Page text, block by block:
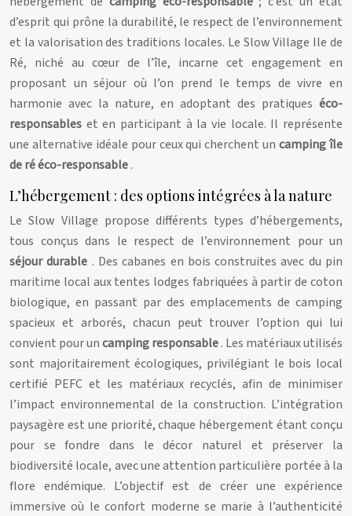
d’esprit qui prône la durabilité, le respect de l’environnement
et la valorisation des traditions locales. Le Slow Village Ile de
Ré, niché au cœur de l’île, incarne cet engagement en
proposant un séjour où l’on prend le temps de vivre en
harmonie avec la nature, en adoptant des pratiques éco-
responsables et en participant à la vie locale. Il représente
une alternative idéale pour ceux qui cherchent uncamping île
de ré éco-responsable.
L’hébergement : des options intégrées à la nature
Le Slow Village propose différents types d’hébergements,
tous conçus dans le respect de l’environnement pour un
séjour durable . Des cabanes en bois construites avec du pin
maritime local aux tentes lodges fabriquées à partir de coton
biologique, en passant par des emplacements de camping
spacieux et arborés, chacun peut trouver l’option qui lui
convient pour uncamping responsable. Les matériaux utilisés
sont majoritairement écologiques, privilégiant le bois local
certifié PEFC et les matériaux recyclés, afin de minimiser
l’impact environnemental de la construction. L’intégration
paysagère est une priorité, chaque hébergement étant conçu
pour se fondre dans le décor naturel et préserver la
biodiversité locale, avec une attention particulière portée à la
flore endémique. L’objectif est de créer une expérience
immersive où le confort moderne se marie à l’authenticité